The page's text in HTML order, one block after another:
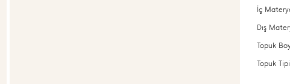
İç
Dış
Topuk
Topuk